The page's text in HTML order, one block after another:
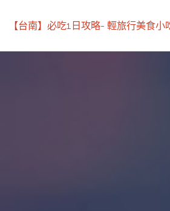
【台南】必吃1日攻略- 輕旅行美食小